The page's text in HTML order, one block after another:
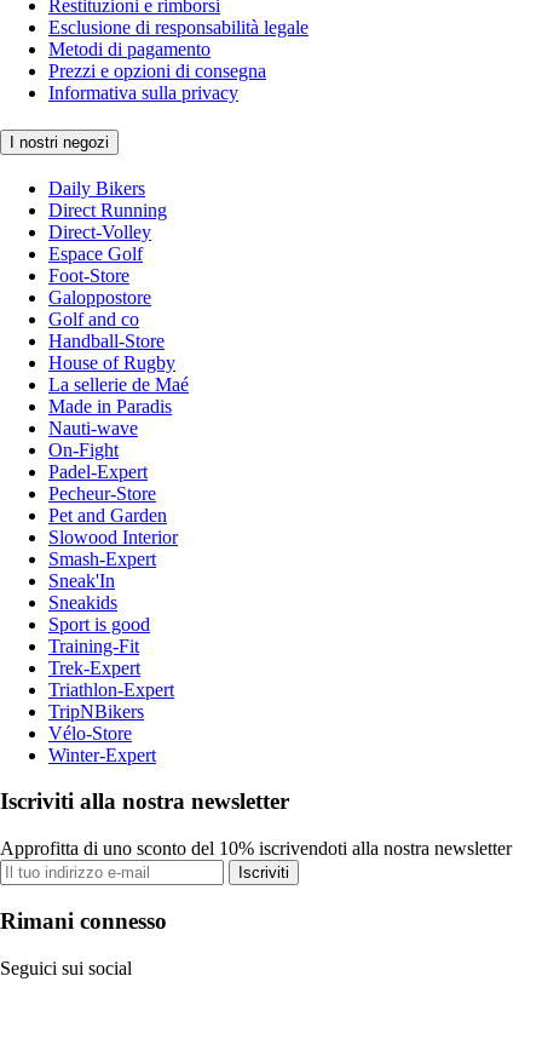
Restituzioni e rimborsi
Esclusione di responsabilità legale
Metodi di pagamento
Prezzi e opzioni di consegna
Informativa sulla privacy
I nostri negozi
Daily Bikers
Direct Running
Direct-Volley
Espace Golf
Foot-Store
Galoppostore
Golf and co
Handball-Store
House of Rugby
La sellerie de Maé
Made in Paradis
Nauti-wave
On-Fight
Padel-Expert
Pecheur-Store
Pet and Garden
Slowood Interior
Smash-Expert
Sneak'In
Sneakids
Sport is good
Training-Fit
Trek-Expert
Triathlon-Expert
TripNBikers
Vélo-Store
Winter-Expert
Iscriviti alla nostra newsletter
Approfitta di uno sconto del 10% iscrivendoti alla nostra newsletter
Iscriviti
Rimani connesso
Seguici sui social